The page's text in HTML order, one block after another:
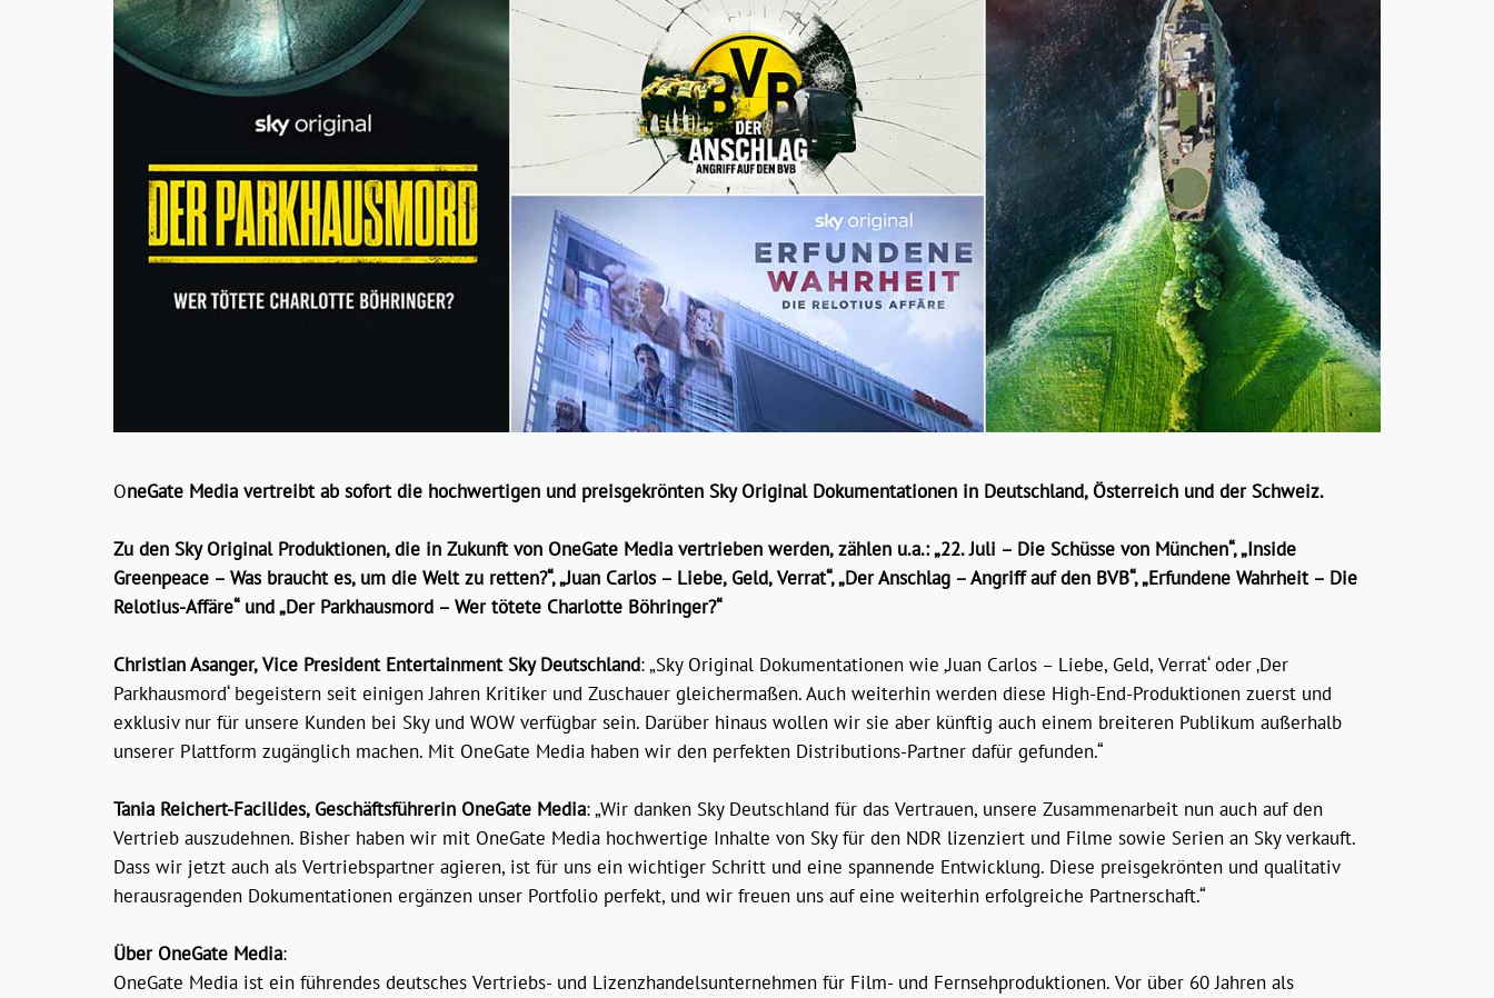
OneGate Media vertreibt ab sofort die hochwertigen und preisgekrönten Sky Original Dokumentationen in Deutschland, Österreich und der Schweiz.
Zu den Sky Original Produktionen, die in Zukunft von OneGate Media vertrieben werden, zählen u.a.: „22. Juli – Die Schüsse von München“, „Inside
Greenpeace – Was braucht es, um die Welt zu retten?“, „Juan Carlos – Liebe, Geld, Verrat“, „Der Anschlag – Angriff auf den BVB“, „Erfundene Wahrheit – Die
Relotius-Affäre“ und „Der Parkhausmord – Wer tötete Charlotte Böhringer?“
Christian Asanger, Vice President Entertainment Sky Deutschland: „Sky Original Dokumentationen wie ‚Juan Carlos – Liebe, Geld, Verrat‘ oder ‚Der
Parkhausmord‘ begeistern seit einigen Jahren Kritiker und Zuschauer gleichermaßen. Auch weiterhin werden diese High-End-Produktionen zuerst und
exklusiv nur für unsere Kunden bei Sky und WOW verfügbar sein. Darüber hinaus wollen wir sie aber künftig auch einem breiteren Publikum außerhalb
unserer Plattform zugänglich machen. Mit OneGate Media haben wir den perfekten Distributions-Partner dafür gefunden.“
Tania Reichert-Facilides, Geschäftsführerin OneGate Media: „Wir danken Sky Deutschland für das Vertrauen, unsere Zusammenarbeit nun auch auf den
Vertrieb auszudehnen. Bisher haben wir mit OneGate Media hochwertige Inhalte von Sky für den NDR lizenziert und Filme sowie Serien an Sky verkauft.
Dass wir jetzt auch als Vertriebspartner agieren, ist für uns ein wichtiger Schritt und eine spannende Entwicklung. Diese preisgekrönten und qualitativ
herausragenden Dokumentationen ergänzen unser Portfolio perfekt, und wir freuen uns auf eine weiterhin erfolgreiche Partnerschaft.“
Über OneGate Media:
OneGate Media ist ein führendes deutsches Vertriebs- und Lizenzhandelsunternehmen für Film- und Fernsehproduktionen. Vor über 60 Jahren als